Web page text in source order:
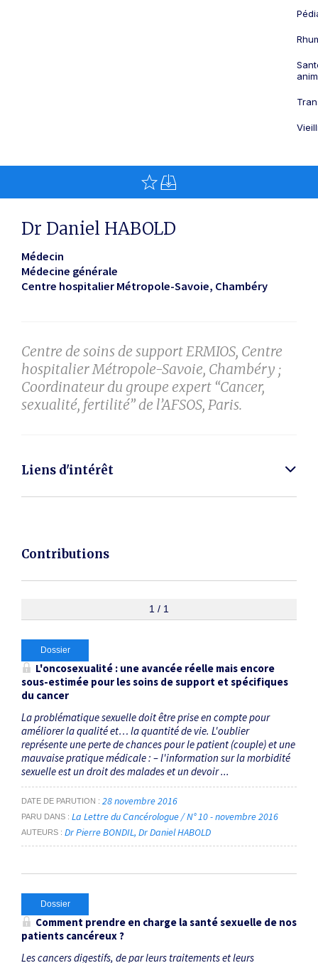
Dr Daniel HABOLD
Médecin
Médecine générale
Centre hospitalier Métropole-Savoie Chambéry
Centre de soins de support ERMIOS, Centre
hospitalier Métropole-Savoie, Chambéry ;
Coordinateur du groupe expert “Cancer,
sexualité, fertilité” de l’AFSOS, Paris.
Liens d'intérêt
Contributions
1 / 1
Dossier
L'oncosexualité : une avancée réelle mais encore
sous-estimée pour les soins de support et spécifiques
du cancer
La problématique sexuelle doit être prise en compte pour
améliorer la qualité et… la quantité de vie. L'oublier
représente une perte de chances pour le patient (couple) et une
mauvaise pratique médicale : – l'information sur la morbidité
sexuelle est un droit des malades et un devoir ...
DATE DE PARUTION 28 novembre 2016
PARU DANS La Lettre du Cancérologue / N° 10 - novembre 2016
AUTEURS Dr Pierre BONDIL Dr Daniel HABOLD
Dossier
Comment prendre en charge la santé sexuelle de nos
patients cancéreux ?
Les cancers digestifs, de par leurs traitements et leurs